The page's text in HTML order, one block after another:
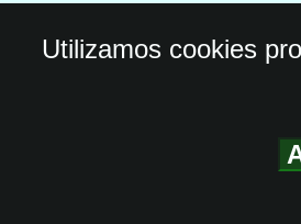
Utilizamos cookies